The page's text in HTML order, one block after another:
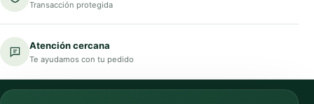
Transacción protegida
Atención cercana
Te ayudamos con tu pedido